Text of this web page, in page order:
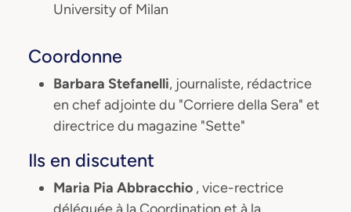
University of Milan
Coordonne
Barbara Stefanelli, journaliste, rédactrice
en chef adjointe du "Corriere della Sera" et
directrice du magazine "Sette"
Ils en discutent
Maria Pia Abbracchio , vice-rectrice